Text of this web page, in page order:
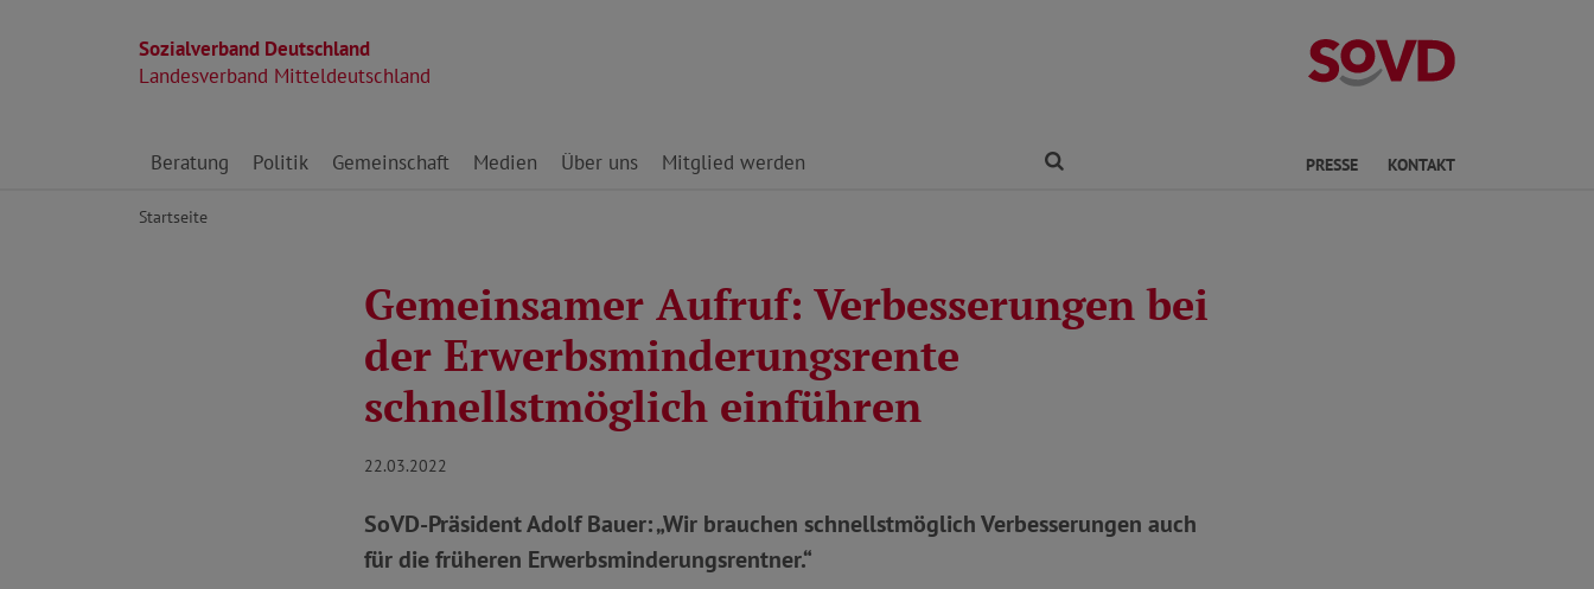
Sozialverband Deutschland
Landesverband Mitteldeutschland
Direkt zu den Inhalten springen
Beratung Politik Gemeinschaft Medien Über uns Mitglied werden PRESSE KONTAKT
Startseite
Gemeinsamer Aufruf: Verbesserungen bei
der Erwerbsminderungsrente
schnellstmöglich einführen
22.03.2022
SoVD-Präsident Adolf Bauer: „Wir brauchen schnellstmöglich Verbesserungen auch
für die früheren Erwerbsminderungsrentner.“